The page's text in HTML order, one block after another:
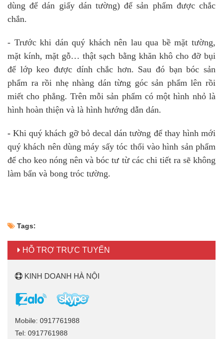
dùng để dán giấy dán tường) để sản phẩm được chắc
chắn.
- Trước khi dán quý khách nên lau qua bề mặt tường,
mặt kính, mặt gỗ… thật sạch bằng khăn khô cho đỡ bụi
để lớp keo được dính chắc hơn. Sau đó bạn bóc sản
phẩm ra rồi nhẹ nhàng dán từng góc sản phẩm lên rồi
miết cho phẳng. Trên mỗi sản phẩm có một hình nhỏ là
hình hoàn thiện và là hình hướng dẫn dán.
- Khi quý khách gỡ bỏ decal dán tường để thay hình mới
quý khách nên dùng máy sấy tóc thổi vào hình sản phẩm
để cho keo nóng nên và bóc tư từ các chi tiết ra sẽ không
làm bẩn và bong tróc tường.
Tags:
HỖ TRỢ TRỰC TUYẾN
KINH DOANH HÀ NỘI
Mobile: 0917761988
Tel: 0917761988